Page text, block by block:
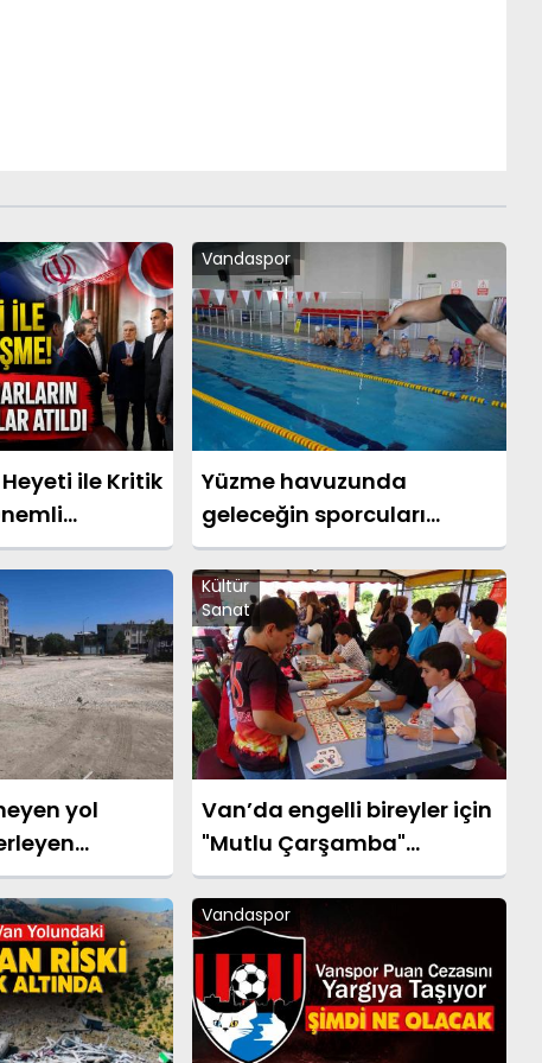
ile Kritik
İmzalar
Vandaspor
Yüzme havuzunda
geleceğin sporcuları
yetişiyor
yol
Kültür
Sanat
Van’da engelli bireyler için
"Mutlu Çarşamba"
etkinliği düzenlendi
Vandaspor